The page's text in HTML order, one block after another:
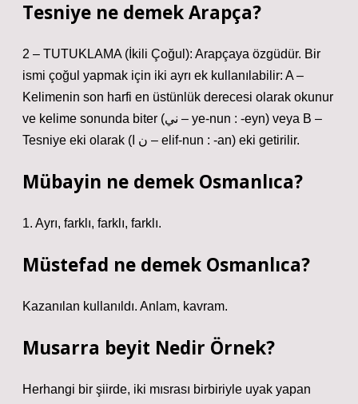
Tesniye ne demek Arapça?
2 – TUTUKLAMA (İkili Çoğul): Arapçaya özgüdür. Bir
ismi çoğul yapmak için iki ayrı ek kullanılabilir: A –
Kelimenin son harfi en üstünlük derecesi olarak okunur
ve kelime sonunda biter (ني – ye-nun : -eyn) veya B –
Tesniye eki olarak (ن ا – elif-nun : -an) eki getirilir.
Mübayin ne demek Osmanlıca?
1. Ayrı, farklı, farklı, farklı.
Müstefad ne demek Osmanlıca?
Kazanılan kullanıldı. Anlam, kavram.
Musarra beyit Nedir Örnek?
Herhangi bir şiirde, iki mısrası birbiriyle uyak yapan